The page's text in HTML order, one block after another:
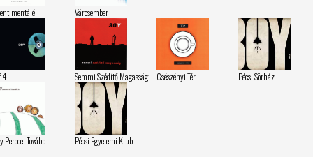
Városember
Semmi Szédítő Magasság Csészényi Tér Pécsi Sörház
Perccel Tovább Pécsi Egyetemi Klub